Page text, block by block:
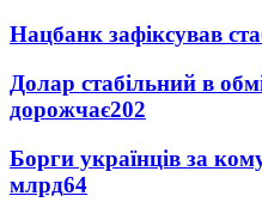
Нацбанк зафіксував
Долар стабільний в
дорожчає202
Борги українців за
млрд64